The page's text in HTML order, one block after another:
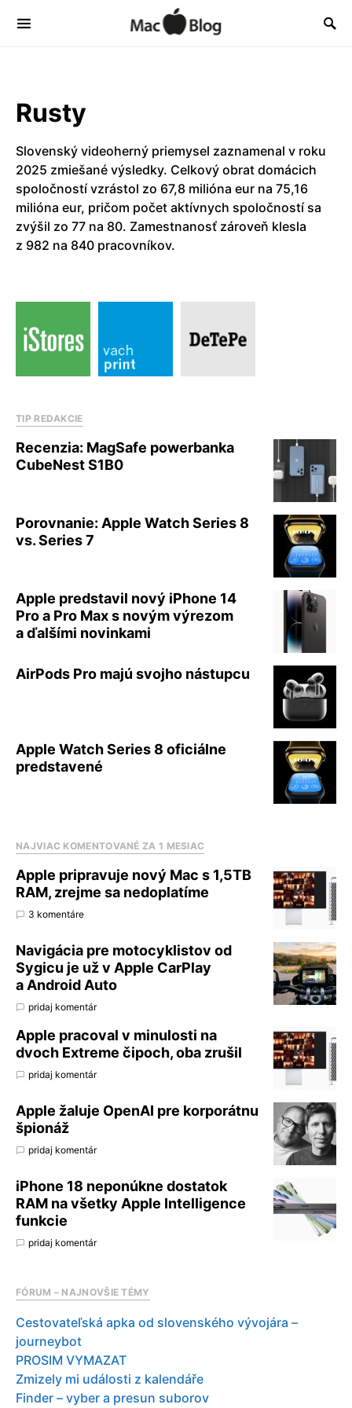
Rusty
Slovenský videoherný priemysel zaznamenal v roku
2025 zmiešané výsledky. Celkový obrat domácich
spoločností vzrástol zo 67,8 milióna eur na 75,16
milióna eur, pričom počet aktívnych spoločností sa
zvýšil zo 77 na 80. Zamestnanosť zároveň klesla
z 982 na 840 pracovníkov.
TIP REDAKCIE
Recenzia: MagSafe powerbanka
CubeNest S1B0
Porovnanie: Apple Watch Series 8
vs. Series 7
Apple predstavil nový iPhone 14
Pro a Pro Max s novým výrezom
a ďalšími novinkami
AirPods Pro majú svojho nástupcu
Apple Watch Series 8 oficiálne
predstavené
NAJVIAC KOMENTOVANÉ ZA 1 MESIAC
Apple pripravuje nový Mac s 1,5TB
RAM, zrejme sa nedoplatíme
3 komentáre
Navigácia pre motocyklistov od
Sygicu je už v Apple CarPlay
a Android Auto
pridaj komentár
Apple pracoval v minulosti na
dvoch Extreme čipoch, oba zrušil
pridaj komentár
Apple žaluje OpenAI pre korporátnu
špionáž
pridaj komentár
iPhone 18 neponúkne dostatok
RAM na všetky Apple Intelligence
funkcie
pridaj komentár
FÓRUM – NAJNOVŠIE TÉMY
Cestovateľská apka od slovenského vývojára –
journeybot
PROSIM VYMAZAT
Zmizely mi události z kalendáře
Finder – vyber a presun suborov